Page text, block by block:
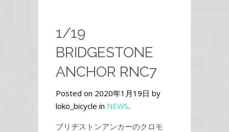
1/19
BRIDGESTONE
ANCHOR RNC7
Posted on 2020年1月19日 by
loko_bicycle in NEWS.
ブリヂストンアンカーのクロモ